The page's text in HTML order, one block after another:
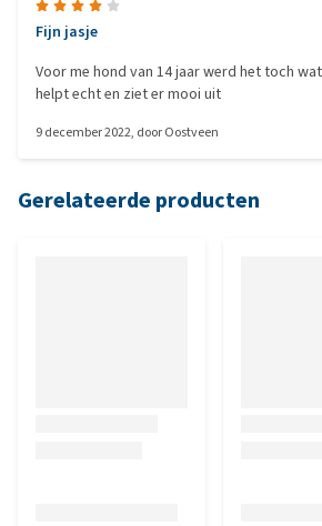
Fijn jasje
Voor me hond van 14 jaar werd het toch
helpt echt en ziet er mooi uit
9 december 2022, doorOostveen
Gerelateerde producten